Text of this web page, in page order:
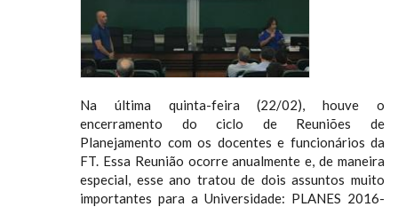
Na última quinta-feira (22/02), houve o
encerramento do ciclo de Reuniões de
Planejamento com os docentes e funcionários da
FT. Essa Reunião ocorre anualmente e, de maneira
especial, esse ano tratou de dois assuntos muito
importantes para a Universidade: PLANES 2016-